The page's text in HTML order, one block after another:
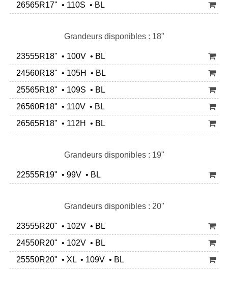
26565R17" • 110S • BL
Grandeurs disponibles : 18"
23555R18" • 100V • BL
24560R18" • 105H • BL
25565R18" • 109S • BL
26560R18" • 110V • BL
26565R18" • 112H • BL
Grandeurs disponibles : 19"
22555R19" • 99V • BL
Grandeurs disponibles : 20"
23555R20" • 102V • BL
24550R20" • 102V • BL
25550R20" • XL • 109V • BL